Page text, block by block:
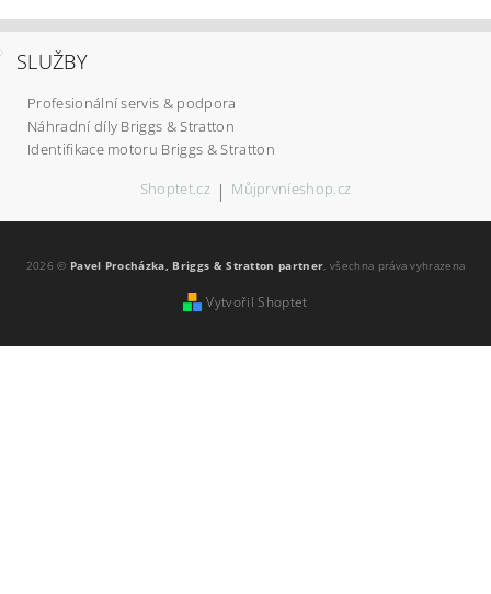
SLUŽBY
Profesionální servis & podpora
Náhradní díly Briggs & Stratton
Identifikace motoru Briggs & Stratton
Shoptet.cz | Můjprvníeshop.cz
2026 © Pavel Procházka, Briggs & Stratton partner, všechna práva vyhrazena
Vytvořil Shoptet